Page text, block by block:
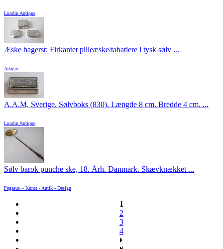
Lundin Antique
Æske bagerst: Firkantet pilleæske/tabatiere i tysk sølv ...
Adagio
A.A.M, Sverige. Sølvboks (830). Længde 8 cm. Bredde 4 cm. ...
Lundin Antique
Sølv barok punche ske, 18. Årh. Danmark. Skævknækket ...
Pegasus – Kunst - Antik - Design
1
2
3
4